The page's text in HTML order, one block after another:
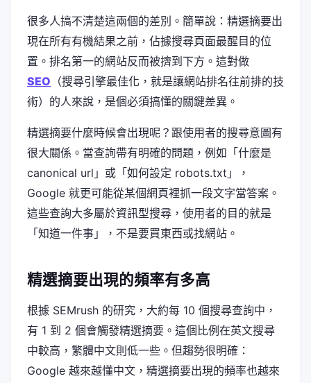
很多人搞不清楚這兩個的差別。簡單說：精選摘要出
現在所有有機結果之前，佔據搜尋頁面最醒目的位
置。排名第一的網站反而被擠到下方。這對做
SEO （搜尋引擎最佳化，就是讓網站排名往前排的技
術）的人來說，是個必須搞懂的關鍵差異。
精選摘要什麼時候會出現呢？跟使用者的搜尋意圖有
很大關係。當查詢帶有明確的問題，例如「什麼是
canonical url」或「如何設定 robots.txt」，
Google 就更可能從某個網頁裡抓一段文字當答案。
這些查詢大多屬於資訊型搜尋，使用者的目的就是
「知道一件事」，不是要買東西或找網站。
精選摘要出現的頻率有多高
根據 SEMrush 的研究，大約每 10 個搜尋查詢中，
有 1 到 2 個會觸發精選摘要。這個比例在英文搜尋
中較高，繁體中文則低一些。但趨勢很明確：
Google 越來越懂中文，精選摘要出現的頻率也越來